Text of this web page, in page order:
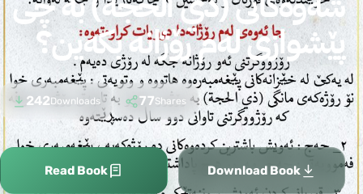
پێشوازی لەم رۆژانە بکەین؟
242Downloads 77Shares
Read Book Download Book